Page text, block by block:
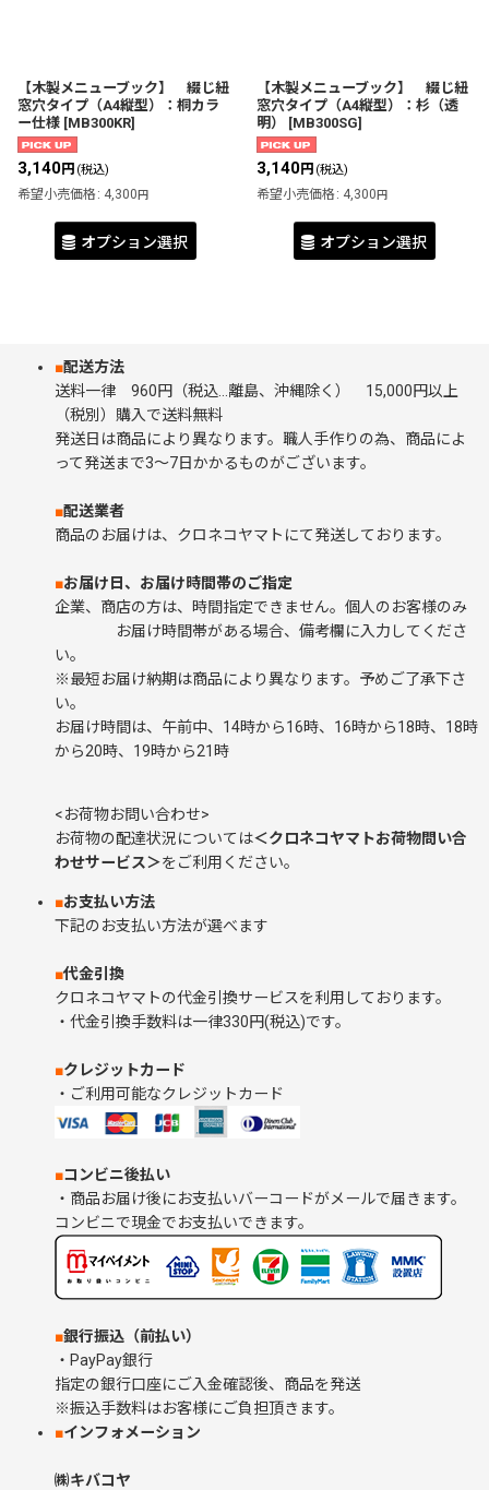
【木製メニューブック】 綴じ紐
窓穴タイプ（A4縦型）：桐カラ
ー仕様 [MB300KR]
3,140円 (税込)
希望小売価格 : 4,300 円
オプション選択
【木製メニューブック】 綴じ紐
窓穴タイプ（A4縦型）：杉（透
明）
[MB300SG]
3,140円 (税込)
希望小売価格 : 4,300 円
オプション選択
■配送方法
送料一律 960円（税込…離島、沖縄除く） 15,000円以上
（税別）購入で送料無料
発送日は商品により異なります。職人手作りの為、商品によ
って発送まで3～7日かかるものがございます。
■配送業者
商品のお届けは、クロネコヤマトにて発送しております。
■お届け日、お届け時間帯のご指定
企業、商店の方は、時間指定できません。個人のお客様のみ
お届け時間帯がある場合、備考欄に入力してくださ
い。
※最短お届け納期は商品により異なります。予めご了承下さ
い。
お届け時間は、午前中、14時から16時、16時から18時、18時
から20時、19時から21時
<お荷物お問い合わせ>
お荷物の配達状況については＜クロネコヤマトお荷物問い合
わせサービス＞をご利用ください。
■お支払い方法
下記のお支払い方法が選べます
■代金引換
クロネコヤマトの代金引換サービスを利用しております。
・代金引換手数料は一律330円(税込)です。
■クレジットカード
・ご利用可能なクレジットカード
■コンビニ後払い
・商品お届け後にお支払いバーコードがメールで届きます。
コンビニで現金でお支払いできます。
■銀行振込（前払い）
・PayPay銀行
指定の銀行口座にご入金確認後、商品を発送
※振込手数料はお客様にご負担頂きます。
■インフォメーション
㈱キバコヤ